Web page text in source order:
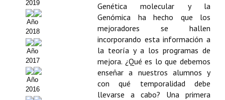
Directrices para autores/as
Políticas Editoriales
Propuesta Volumen Especial
Sello Calidad FECYT
Premio Prensa Agraria
2019
Año
2018
Año
2017
Año
2016
Genética molecular y la
Genómica ha hecho que los
mejoradores se hallen
incorporando esta información a
la teoría y a los programas de
mejora. ¿Qué es lo que debemos
enseñar a nuestros alumnos y
con qué temporalidad debe
llevarse a cabo? Una primera